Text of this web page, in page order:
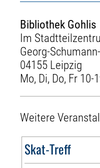
Bibliothek Gohlis
Im
Georg-
04155 Leipzig
Mo, Di, Do, Fr 10-
Weitere
Skat-Treff